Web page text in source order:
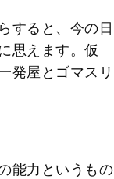
すると、今の日
思えます。仮
発屋とゴマスリ
能力というもの